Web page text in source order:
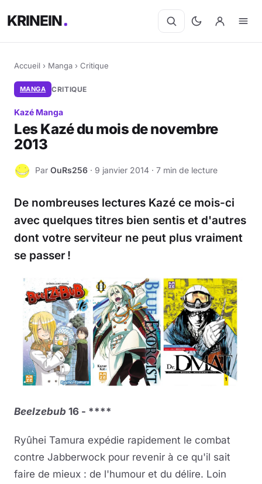
KRINEIN
Accueil › Manga › Critique
MANGA CRITIQUE
Kazé Manga
Les Kazé du mois de novembre
2013
O Par OuRs256 · 9 janvier 2014 · 7 min de lecture
De nombreuses lectures Kazé ce mois-ci
avec quelques titres bien sentis et d'autres
dont votre serviteur ne peut plus vraiment
se passer !
Beelzebub 16 - ****
Ryûhei Tamura expédie rapidement le combat
contre Jabberwock pour revenir à ce qu'il sait
faire de mieux : de l'humour et du délire. Loin